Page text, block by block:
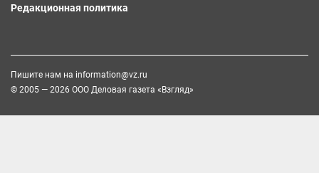
Редакционная политика
Пишите нам на information@vz.ru
© 2005 — 2026 ООО Деловая газета «Взгляд»